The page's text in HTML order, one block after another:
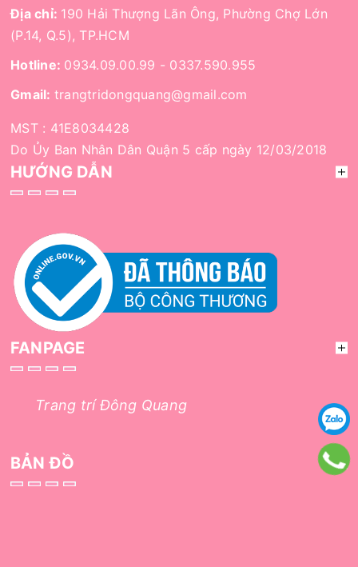
Địa chỉ: 190 Hải Thượng Lãn Ông, Phường Chợ Lớn
(P.14, Q.5), TP.HCM
Hotline: 0934.09.00.99 - 0337.590.955
Gmail: trangtridongquang@gmail.com
MST : 41E8034428
Do Ủy Ban Nhân Dân Quận 5 cấp ngày 12/03/2018
HƯỚNG DẪN
FANPAGE
Trang trí Đông Quang
BẢN ĐỒ